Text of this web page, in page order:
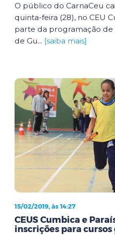
O público do CarnaCeu
quinta-feira (28), no CEU
parte da programação
de Gu... [saiba mais]
15/02/2019, às 14:27
CEUS Cumbica e
inscrições para